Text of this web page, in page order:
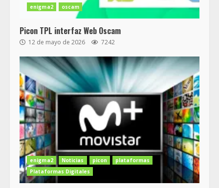
enigma2 oscam
Picon TPL interfaz Web Oscam
12 de mayo de 2026 7242
enigma2 Noticias picon
plataformas
Plataformas Digitales